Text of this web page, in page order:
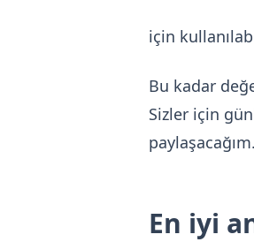
için
Bu kadar
Sizler için
paylaşacağım.
En iyi